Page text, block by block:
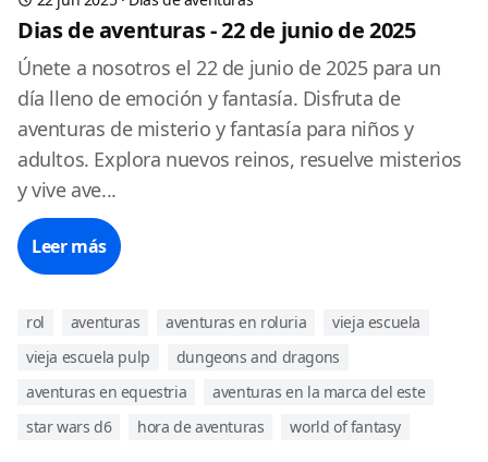
Dias de aventuras - 22 de junio de 2025
Únete a nosotros el 22 de junio de 2025 para un
día lleno de emoción y fantasía. Disfruta de
aventuras de misterio y fantasía para niños y
adultos. Explora nuevos reinos, resuelve misterios
y vive ave...
Leer más
rol aventuras aventuras en roluria
vieja escuela
vieja escuela pulp
dungeons and dragons
aventuras en equestria
aventuras en la marca del este
star wars d6
hora de aventuras world of fantasy